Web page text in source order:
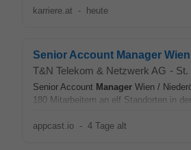
karriere.at - heute
Senior Account Manager
T&N Telekom & Netzwerk AG - St.
Senior Account Manager Wien /
180 Mitarbeitern an elf Standorten in
appcast.io - 4 Tage alt